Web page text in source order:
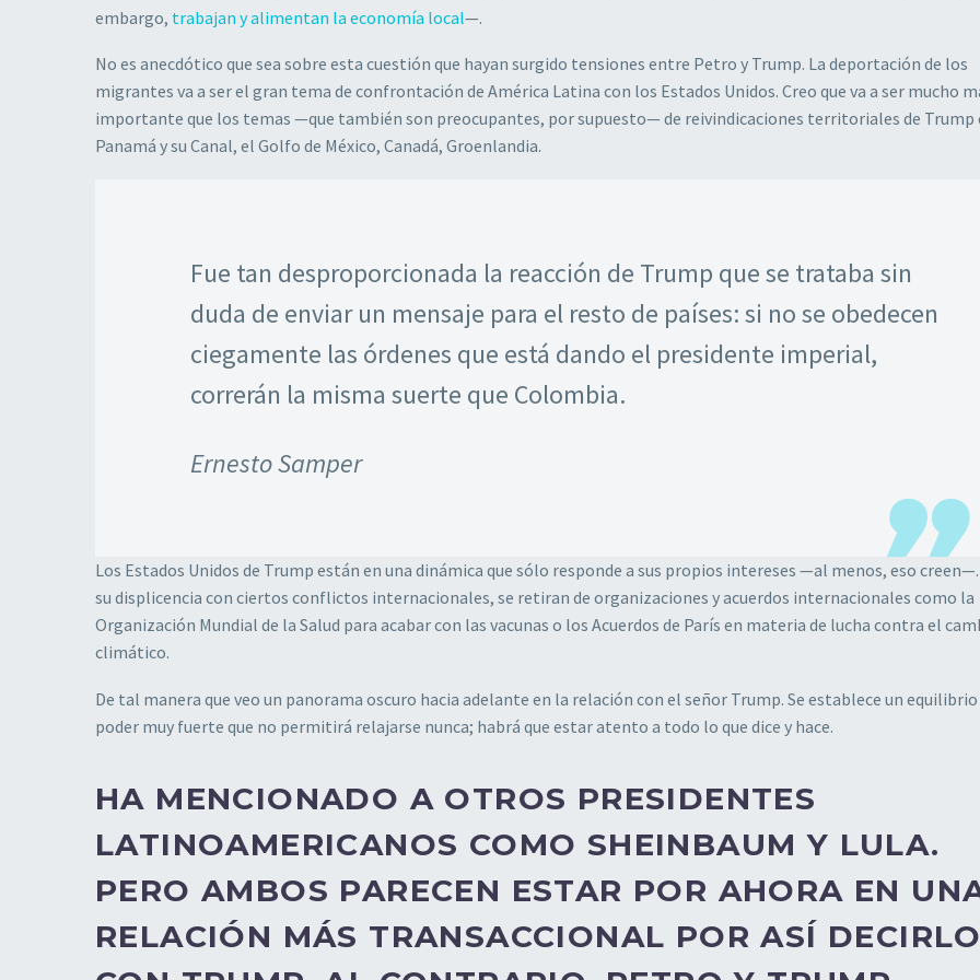
embargo, trabajan y alimentan la economía local—.
No es anecdótico que sea sobre esta cuestión que hayan surgido tensiones entre Petro y Trump. La deportación de los
migrantes va a ser el gran tema de confrontación de América Latina con los Estados Unidos. Creo que va a ser mucho
importante que los temas —que también son preocupantes, por supuesto— de reivindicaciones territoriales de Trump
Panamá y su Canal, el Golfo de México, Canadá, Groenlandia.
Fue tan desproporcionada la reacción de Trump que se trataba sin
duda de enviar un mensaje para el resto de países: si no se obedecen
ciegamente las órdenes que está dando el presidente imperial,
correrán la misma suerte que Colombia.
Ernesto Samper
Los Estados Unidos de Trump están en una dinámica que sólo responde a sus propios intereses —al menos, eso
su displicencia con ciertos conflictos internacionales, se retiran de organizaciones y acuerdos internacionales como la
Organización Mundial de la Salud para acabar con las vacunas o los Acuerdos de París en materia de lucha contra el
climático.
De tal manera que veo un panorama oscuro hacia adelante en la relación con el señor Trump. Se establece un equilibrio
poder muy fuerte que no permitirá relajarse nunca; habrá que estar atento a todo lo que dice y hace.
HA MENCIONADO A OTROS PRESIDENTES
LATINOAMERICANOS COMO SHEINBAUM Y LULA.
PERO AMBOS PARECEN ESTAR POR AHORA EN
RELACIÓN MÁS TRANSACCIONAL POR ASÍ DECIRLO